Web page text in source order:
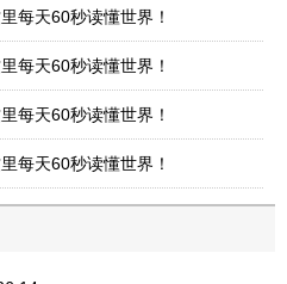
每天60秒读懂世界！
每天60秒读懂世界！
每天60秒读懂世界！
每天60秒读懂世界！